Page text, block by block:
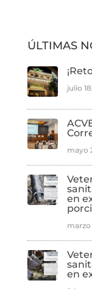
ÚLTIMAS
julio
mayo
en
marzo
en